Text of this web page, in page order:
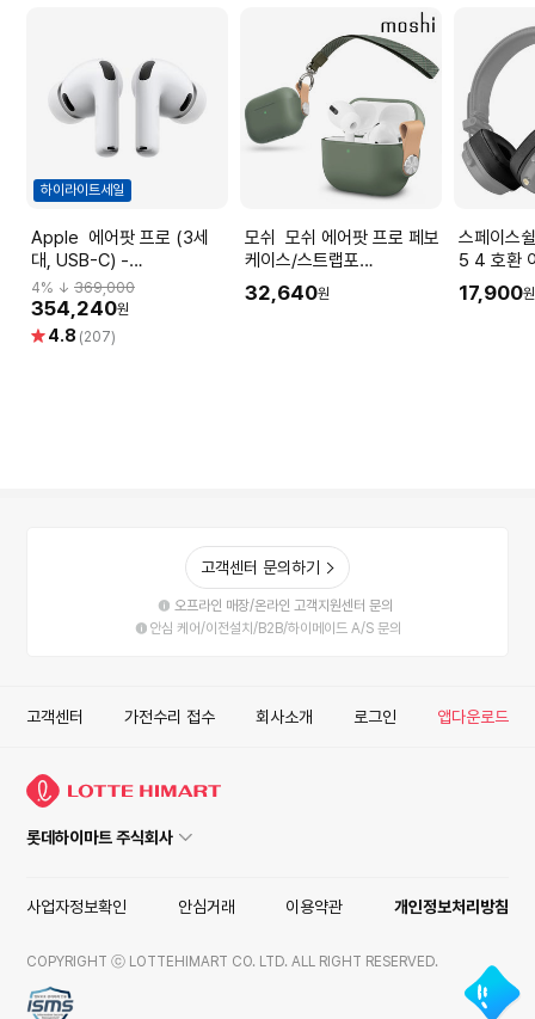
하이라이트세일
Apple 에어팟 프로 (3세
대, USB-C) -
[MFHP4KH/A]
4% ↓ 369,000
354,240원
별 4.8 (207)
모쉬 모쉬 에어팟 프로 페보
케이스/스트랩포
함/AirPods Pro / Mint
Green
32,640원
스페이스쉴드 마
5 4 호환
랙
17,900원
고객센터 문의하기
오프라인 매장/온라인 고객지원센터 문의
안심 케어/이전설치/B2B/하이메이드 A/S 문의
고객센터 가전수리 접수 회사소개 로그인 앱다운로드
롯데하이마트 주식회사
사업자정보확인 안심거래 이용약관 개인정보처리방침
COPYRIGHT ⓒ LOTTEHIMART CO. LTD. ALL RIGHT RESERVED.
ISMS